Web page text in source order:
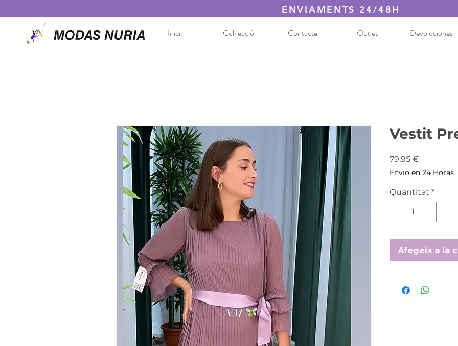
ENVIAMENTS 24/48H
Inici
Col·lecció Contacte Outlet Devoluciones
Vestit
79,95 €
Envio en 24 Horas
Quantitat *
Afegeix a la